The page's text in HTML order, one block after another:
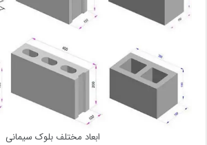
ابعاد مختلف بلوک سیمانی